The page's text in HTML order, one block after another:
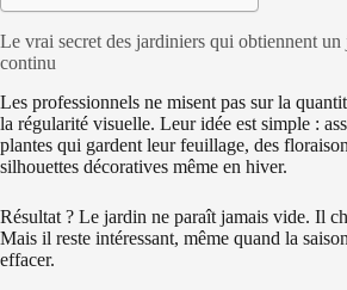
Le vrai secret des jardiniers qui obtiennent un
continu
Les professionnels ne misent pas sur la
la régularité visuelle. Leur idée est simple :
plantes qui gardent leur feuillage, des
silhouettes décoratives même en hiver.
Résultat ? Le jardin ne paraît jamais vide. Il
Mais il reste intéressant, même quand la
effacer.